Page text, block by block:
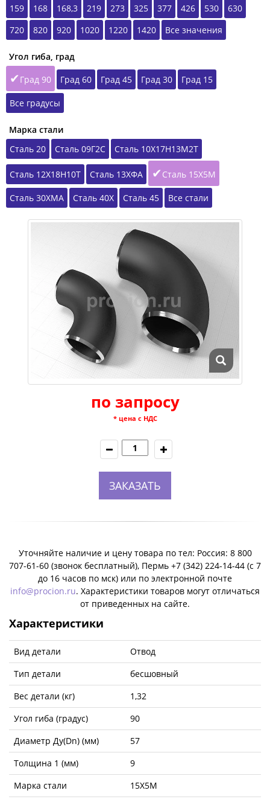
159
168 168,3 219 273 325 377 426 530
630
720
820 920 1020 1220 1420 Все значения
Угол гиба, град
Град 90
Град 60 Град 45 Град 30 Град 15
Все градусы
Марка стали
Сталь 20
Сталь 09Г2С Сталь 10Х17Н13М2Т
Сталь 12Х18Н10Т Сталь 13ХФА Сталь 15Х5М
Сталь 30ХМА Сталь 40Х Сталь 45 Все стали
по запросу
* цена с НДС
ЗАКАЗАТЬ
Уточняйте наличие и цену товара по тел: Россия: 8 800
707-61-60 (звонок бесплатный), Пермь +7 (342) 224-14-44 (c 7
до 16 часов по мск) или по электронной почте
info@procion.ru. Характеристики товаров могут отличаться
от приведенных на сайте.
Характеристики
Вид детали
Отвод
Тип детали
бесшовный
Вес детали (кг)
1,32
Угол гиба (градус)
90
Диаметр Ду(Dn) (мм)
57
Толщина 1 (мм)
9
Марка стали
15Х5М